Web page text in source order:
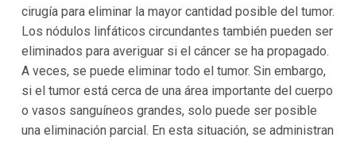
cirugía para eliminar la mayor cantidad posible del tumor.
Los nódulos linfáticos circundantes también pueden ser
eliminados para averiguar si el cáncer se ha propagado.
A veces, se puede eliminar todo el tumor. Sin embargo,
si el tumor está cerca de una área importante del cuerpo
o vasos sanguíneos grandes, solo puede ser posible
una eliminación parcial. En esta situación, se administran